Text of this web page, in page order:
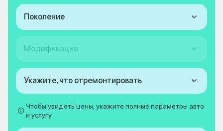
Поколение
Модификация
Укажите, что отремонтировать
Чтобы увидеть цены, укажите полные параметры авто
и услугу